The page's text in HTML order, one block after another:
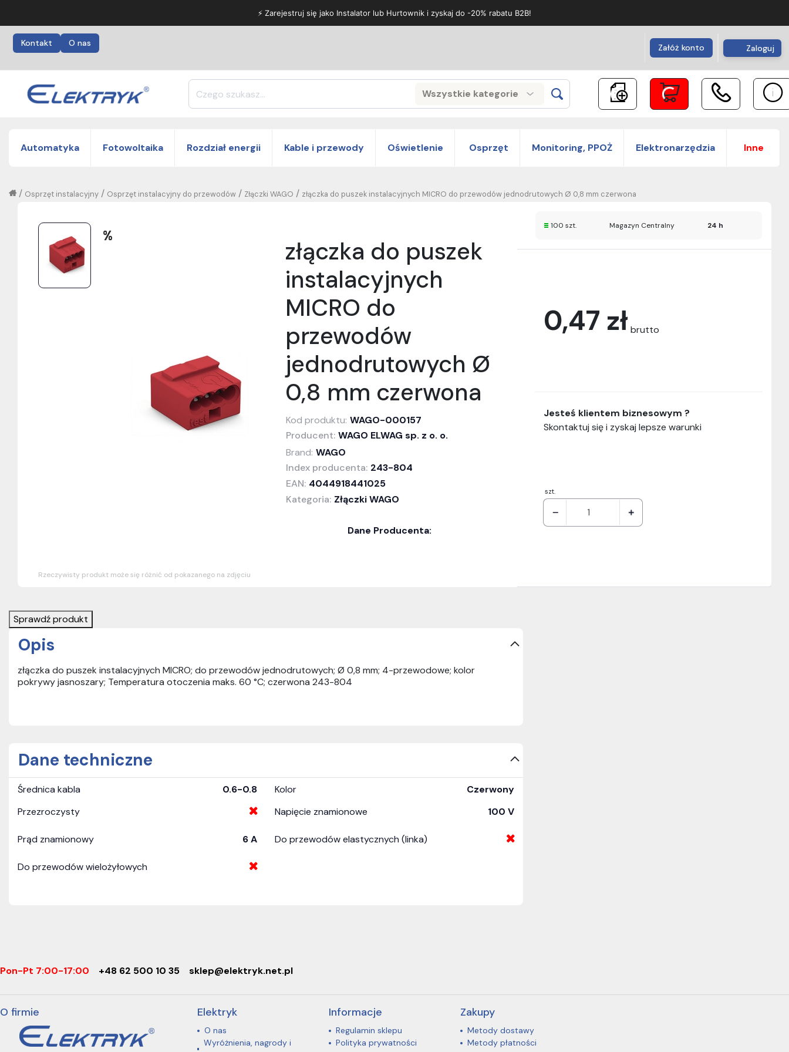
⚡ Zarejestruj się jako Instalator lub Hurtownik i zyskaj do -20% rabatu B2B!
Kontakt O nas Załóż konto Zaloguj
Wszystkie kategorie
Search
Automatyka Fotowoltaika Rozdział energii Kable i przewody Oświetlenie Osprzęt Monitoring, PPOŻ Elektronarzędzia Inne
złączka do puszek instalacyjnych MICRO do przewodów jednodrutowych Ø 0,8 mm czerwona
/
Złączki WAGO
/
Osprzęt instalacyjny do przewodów
/
Osprzęt instalacyjny
/
Rzeczywisty produkt może się różnić od pokazanego na zdjęciu
złączka do puszek
instalacyjnych
MICRO do
przewodów
jednodrutowych Ø
0,8 mm czerwona
Kod produktu: WAGO-000157
Producent: WAGO ELWAG sp. z o. o.
Brand: WAGO
Index producenta: 243-804
EAN: 4044918441025
Kategoria: Złączki WAGO
Dane Producenta:
0,47 zł brutto
szt.
Jesteś klientem biznesowym ?
Skontaktuj się i zyskaj lepsze warunki
100 szt. Magazyn Centralny 24 h
Sprawdź produkt
Opis
złączka do puszek instalacyjnych MICRO; do przewodów jednodrutowych; Ø 0,8 mm; 4-przewodowe; kolor
pokrywy jasnoszary; Temperatura otoczenia maks. 60 °C; czerwona 243-804
Dane techniczne
Średnica kabla 0.6-0.8 Kolor
Czerwony
Przezroczysty
Napięcie znamionowe 100 V
Prąd znamionowy 6 A Do przewodów elastycznych (linka)
Do przewodów wielożyłowych
Pon-Pt 7:00-17:00 +48 62 500 10 35 sklep@elektryk.net.pl
O firmie Elektryk
O nas
Wyróżnienia, nagrody i
Informacje
Regulamin sklepu
Polityka prywatności
Zakupy
Metody dostawy
Metody płatności